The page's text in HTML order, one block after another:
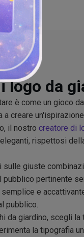
logo da
è come un gioco
creare
il nostro creatore di
rispettosi
sulle giuste
pertinente
e
pubblico.
da giardino, scegli
la tipografia